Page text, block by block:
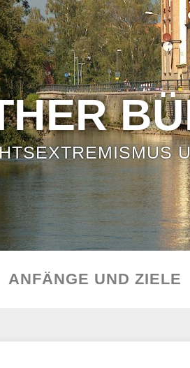
ANFÄNGE UND ZIELE